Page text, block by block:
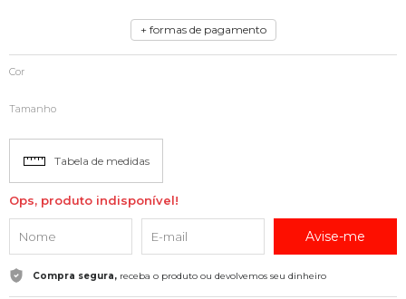
+ formas de pagamento
Cor
Tamanho
Tabela de medidas
Ops, produto indisponível!
Avise-me
Compra segura, receba o produto ou devolvemos seu dinheiro